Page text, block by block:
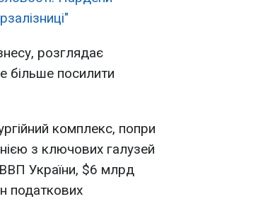
розглядає
більше посилити
комплекс, попри
з ключових галузей
України, $6 млрд
податкових